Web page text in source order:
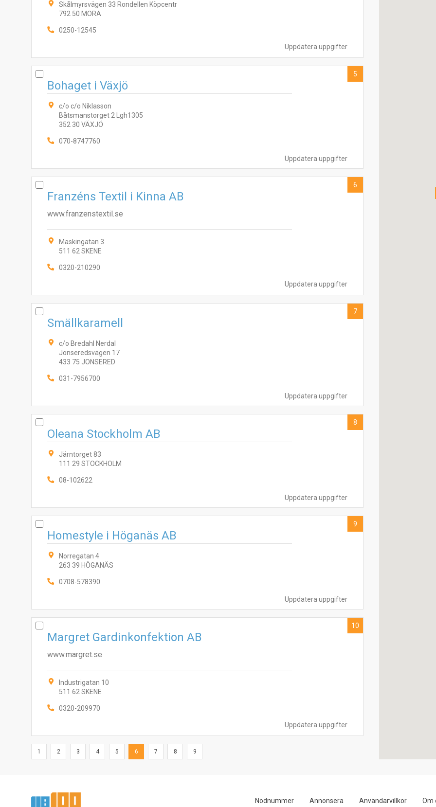
Uppdatera uppgifter
Skålmyrsvägen 33 Rondellen Köpcentr
792 50 MORA
0250-12545
Uppdatera uppgifter
Bohaget i Växjö
c/o c/o Niklasson
Båtsmanstorget 2 Lgh1305
352 30 VÄXJÖ
070-8747760
5
Uppdatera uppgifter
Franzéns Textil i Kinna AB
www.franzenstextil.se
Maskingatan 3
511 62 SKENE
0320-210290
6
Uppdatera uppgifter
Smällkaramell
c/o Bredahl Nerdal
Jonseredsvägen 17
433 75 JONSERED
031-7956700
7
Uppdatera uppgifter
Oleana Stockholm AB
Järntorget 83
111 29 STOCKHOLM
08-102622
8
Uppdatera uppgifter
Homestyle i Höganäs AB
Norregatan 4
263 39 HÖGANÄS
0708-578390
9
Uppdatera uppgifter
Margret Gardinkonfektion AB
www.margret.se
Industrigatan 10
511 62 SKENE
0320-209970
10
1 2 3 4 5 6 7 8 9
Nödnummer Annonsera Användarvillkor Om